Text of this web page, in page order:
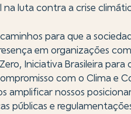
luta contra a crise
para que a
em organizações
Iniciativa Brasileira para
com o Clima e
amplificar nossos
públicas e